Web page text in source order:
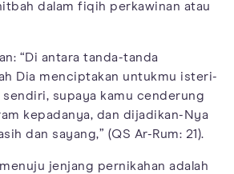
dalam fiqih perkawinan atau
“Di antara tanda-tanda
Dia menciptakan untukmu isteri-
supaya kamu cenderung
kepadanya, dan dijadikan-Nya
dan sayang,” (QS Ar-Rum: 21).
jenjang pernikahan adalah